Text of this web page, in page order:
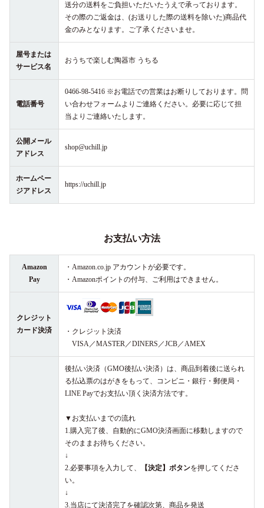
送分の送料をご負担いただいたうえで承っております。
その際のご返金は、(お送りした際の送料を除いた)商品代
金のみとなります。ご了承くださいませ。
屋号または
サービス名
おうちで楽しむ陶器市 うちる
電話番号
0466-98-5416 ※お電話での営業はお断りしております。問
い合わせフォームよりご連絡ください。必要に応じて担
当よりご連絡いたします。
公開メール
アドレス
shop@uchill.jp
ホームペー
ジアドレス
https://uchill.jp
お支払い方法
Amazon
Pay
・Amazon.co.jp アカウントが必要です。
・Amazonポイントの付与、ご利用はできません。
クレジット
カード決済
・クレジット決済
VISA／MASTER／DINERS／JCB／AMEX
後払い決済（GMO後払い決済）は、商品到着後に送られ
る払込票のはがきをもって、コンビニ・銀行・郵便局・
LINE Payでお支払い頂く決済方法です。
▼お支払いまでの流れ
1.購入完了後、自動的にGMO決済画面に移動しますので
そのままお待ちください。
↓
2.必要事項を入力して、
【決定】ボタンを押してくださ
い。
↓
3.当店にて決済完了を確認次第、商品を発送